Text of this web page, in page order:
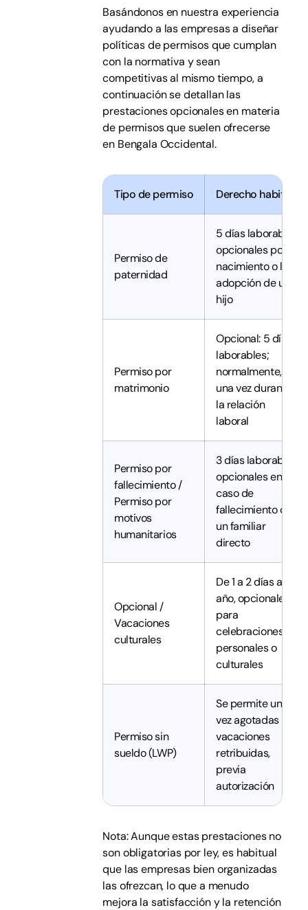
Basándonos en nuestra experiencia
ayudando a las empresas a diseñar
políticas de permisos que cumplan
con la normativa y sean
competitivas al mismo tiempo, a
continuación se detallan las
prestaciones opcionales en materia
de permisos que suelen ofrecerse
en Bengala Occidental.
Tipo de permiso Derecho habitual
Permiso de
paternidad
5 días laborables
opcionales por el
nacimiento o la
adopción de un
hijo
Permiso por
matrimonio
Opcional: 5 días
laborables;
normalmente,
una vez durante
la relación
laboral
Permiso por
fallecimiento /
Permiso por
motivos
humanitarios
3 días laborables
opcionales en
caso de
fallecimiento de
un familiar
directo
Opcional /
Vacaciones
culturales
De 1 a 2 días al
año, opcionales,
para
celebraciones
personales o
culturales
Permiso sin
sueldo (LWP)
Se permite una
vez agotadas las
vacaciones
retribuidas,
previa
autorización
Nota: Aunque estas prestaciones no
son obligatorias por ley, es habitual
que las empresas bien organizadas
las ofrezcan, lo que a menudo
mejora la satisfacción y la retención